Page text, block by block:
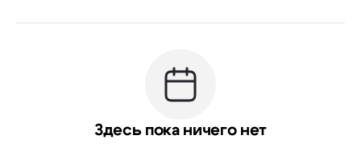
Здесь пока ничего нет